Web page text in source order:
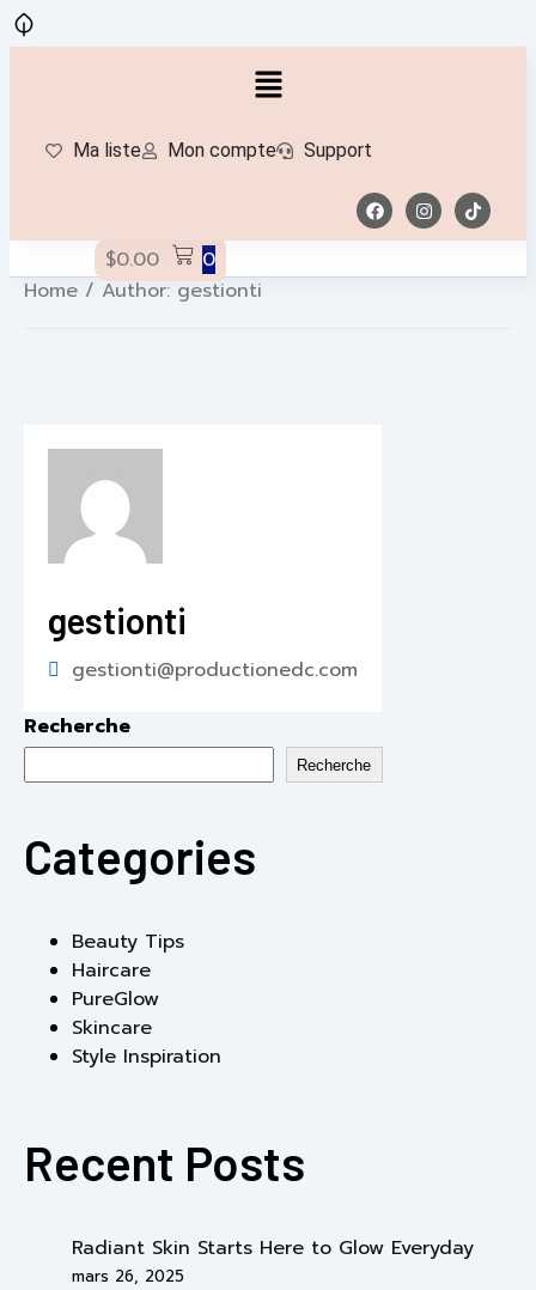
Ma liste Mon compte Support
$0.00
0
Home / Author: gestionti
gestionti
gestionti@productionedc.com
Recherche
Recherche
Categories
Beauty Tips
Haircare
PureGlow
Skincare
Style Inspiration
Recent Posts
Radiant Skin Starts Here to Glow Everyday
mars 26, 2025